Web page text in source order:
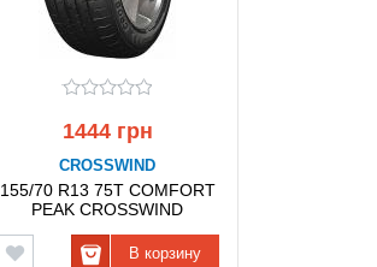
1444 грн
CROSSWIND
155/70 R13 75T COMFORT
PEAK CROSSWIND
В корзину